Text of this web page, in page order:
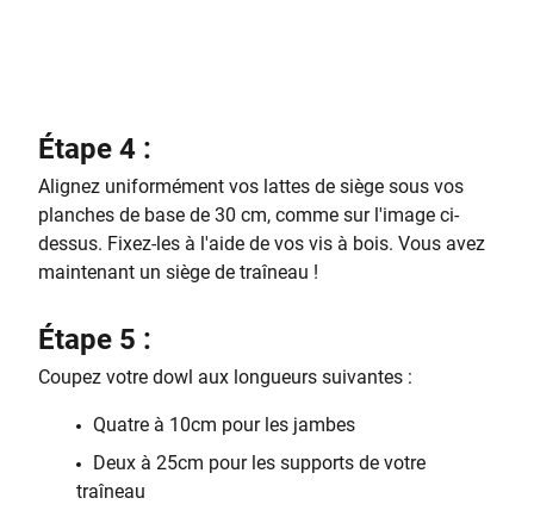
Étape 4 :
Alignez uniformément vos lattes de siège sous vos
planches de base de 30 cm, comme sur l'image ci-
dessus. Fixez-les à l'aide de vos vis à bois. Vous avez
maintenant un siège de traîneau !
Étape 5 :
Coupez votre dowl aux longueurs suivantes :
Quatre à 10cm pour les jambes
Deux à 25cm pour les supports de votre
traîneau